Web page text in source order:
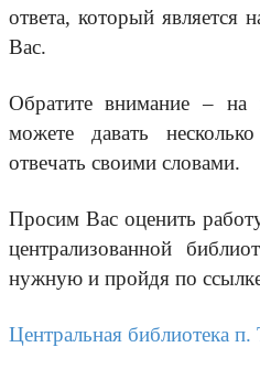
ответа, который является
Вас.
Обратите внимание –
можете давать
отвечать своими словами.
Просим Вас оценить
централизованной
нужную и пройдя по
Центральная библиотека п.